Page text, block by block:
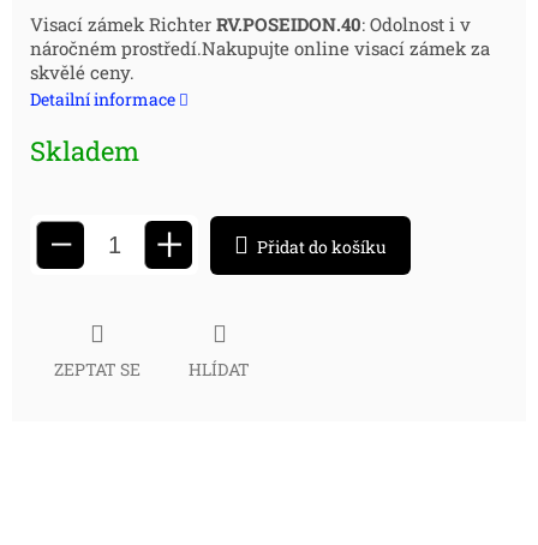
Měrná
cena:
Visací zámek Richter RV.POSEIDON.40: Odolnost i v
náročném prostředí.Nakupujte online visací zámek za
skvělé ceny.
Detailní informace
Skladem
− + Přidat do košíku
ZEPTAT SE HLÍDAT